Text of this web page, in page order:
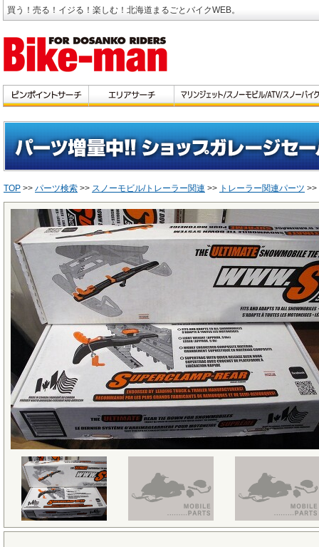
買う！売る！イジる！楽しむ！北海道まるごとバイクWEB。
TOP >> パーツ検索 >> スノーモビル/トレーラー関連 >> トレーラー関連パーツ >>